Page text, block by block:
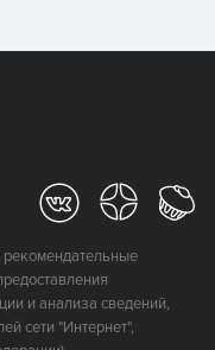
и анализа сведений,
сети "Интернет",